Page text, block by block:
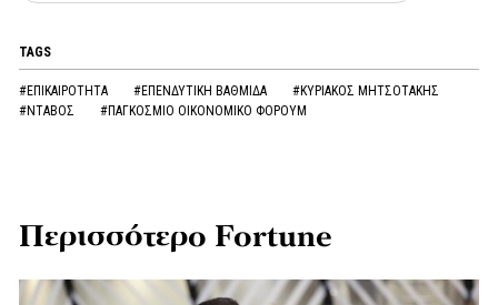
TAGS
#ΕΠΙΚΑΙΡΟΤΗΤΑ #ΕΠΕΝΔΥΤΙΚΗ ΒΑΘΜΙΔΑ
#ΚΥΡΙΑΚΟΣ ΜΗΤΣΟΤΑΚΗΣ
#ΝΤΑΒΟΣ
#ΠΑΓΚΟΣΜΙΟ ΟΙΚΟΝΟΜΙΚΟ ΦΟΡΟΥΜ
Περισσότερο Fortune